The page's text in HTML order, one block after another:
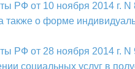
РФ от 10 ноября 2014 г.
также о форме
РФ от 28 ноября 2014 г.
социальных услуг в